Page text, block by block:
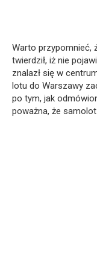
Warto przypomnieć,
twierdził, iż nie
znalazł się w
lotu do Warszawy
po tym, jak
poważna, że